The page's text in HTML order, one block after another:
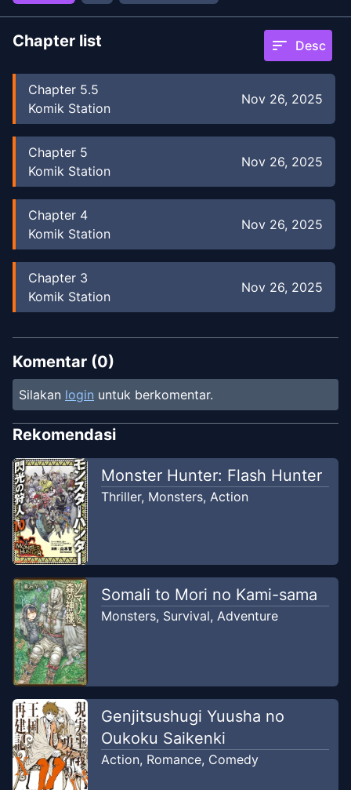
Chapter list sort Desc
Chapter 5.5
Komik Station
Nov 26, 2025
Chapter 5
Komik Station
Nov 26, 2025
Chapter 4
Komik Station
Nov 26, 2025
Chapter 3
Komik Station
Nov 26, 2025
Chapter2
Komik Station
Chapter1
Komik Station
Nov 4, 2025
Komentar (0)
Silakan login untuk berkomentar.
Rekomendasi
Monster Hunter: Flash Hunter
Thriller, Monsters, Action
Somali to Mori no Kami-sama
Monsters, Survival, Adventure
Genjitsushugi Yuusha no
Oukoku Saikenki
Action, Romance, Comedy